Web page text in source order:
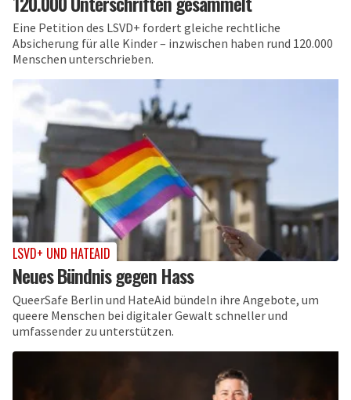
Eine Petition des LSVD+ fordert gleiche rechtliche
Absicherung für alle Kinder – inzwischen haben rund 120.000
Menschen unterschrieben.
LSVD+ UND HATEAID
Neues Bündnis gegen Hass
QueerSafe Berlin und HateAid bündeln ihre Angebote, um
queere Menschen bei digitaler Gewalt schneller und
umfassender zu unterstützen.